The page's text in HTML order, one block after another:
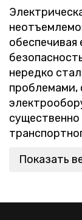
нередко
проблемами,
Показать